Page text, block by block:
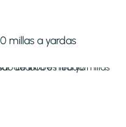
millas a yardas